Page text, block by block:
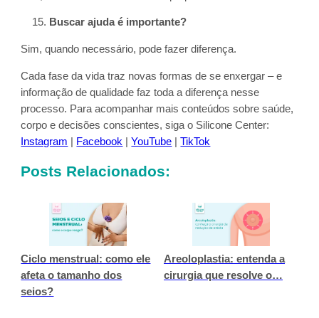
Buscar ajuda é importante?
Sim, quando necessário, pode fazer diferença.
Cada fase da vida traz novas formas de se enxergar – e
informação de qualidade faz toda a diferença nesse
processo. Para acompanhar mais conteúdos sobre saúde,
corpo e decisões conscientes, siga o Silicone Center:
Instagram | Facebook |YouTube |TikTok
Posts Relacionados:
Ciclo menstrual: como ele
afeta o tamanho dos
seios?
Areoloplastia: entenda a
cirurgia que resolve o…